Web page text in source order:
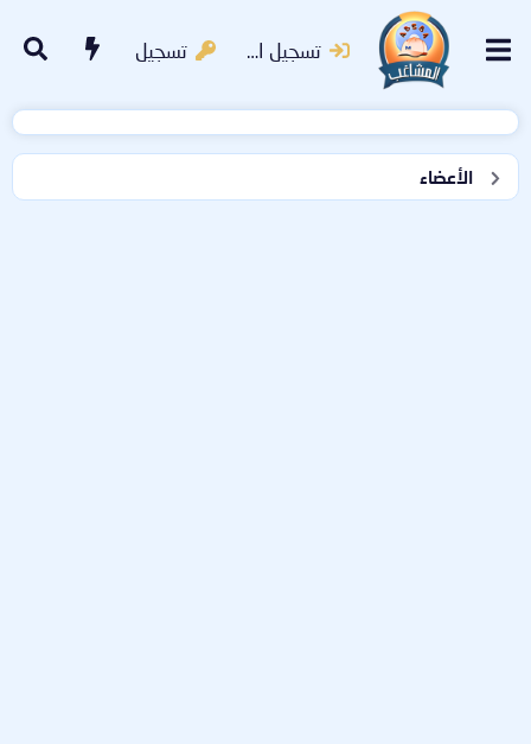
تسجيل الدخول تسجيل
الأعضاء